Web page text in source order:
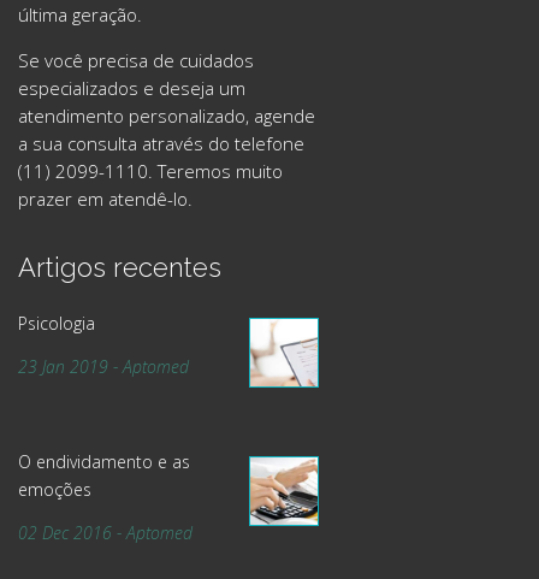
última geração.
Se você precisa de cuidados
especializados e deseja um
atendimento personalizado, agende
a sua consulta através do telefone
(11) 2099-1110. Teremos muito
prazer em atendê-lo.
Artigos recentes
Psicologia
23 Jan 2019 - Aptomed
O endividamento e as
emoções
02 Dec 2016 - Aptomed